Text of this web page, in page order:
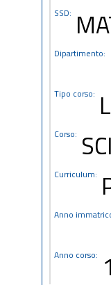
SSD:
Dipartimento:
Tipo corso:
Corso:
Curriculum:
Anno
Anno corso: